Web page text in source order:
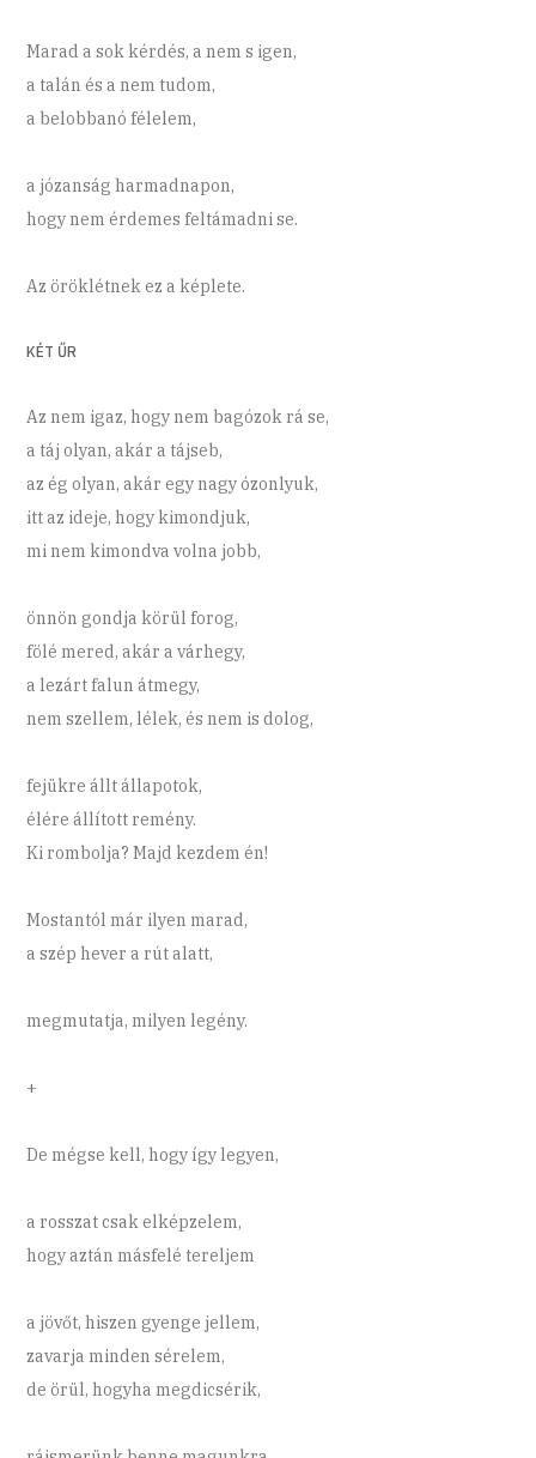
Marad a sok kérdés, a nem s igen,
a talán és a nem tudom,
a belobbanó félelem,
a józanság harmadnapon,
hogy nem érdemes feltámadni se.
Az öröklétnek ez a képlete.
KÉT ŰR
Az nem igaz, hogy nem bagózok rá se,
a táj olyan, akár a tájseb,
az ég olyan, akár egy nagy ózonlyuk,
itt az ideje, hogy kimondjuk,
mi nem kimondva volna jobb,
önnön gondja körül forog,
fölé mered, akár a várhegy,
a lezárt falun átmegy,
nem szellem, lélek, és nem is dolog,
fejükre állt állapotok,
élére állított remény.
Ki rombolja? Majd kezdem én!
Mostantól már ilyen marad,
a szép hever a rút alatt,
megmutatja, milyen legény.
+
De mégse kell, hogy így legyen,
a rosszat csak elképzelem,
hogy aztán másfelé tereljem
a jövőt, hiszen gyenge jellem,
zavarja minden sérelem,
de örül, hogyha megdicsérik,